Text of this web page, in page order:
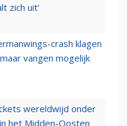
zich uit’
crash klagen
vangen mogelijk
wereldwijd onder
het Midden-Oosten